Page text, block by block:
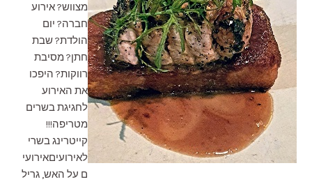
מצווש? אירוע
חברה? יום
הולדת? שבת
חתן? מסיבת
רווקות? היפכו
את האירוע
לחגיגת בשרים
מטריפה!!!
קייטרינג בשרי
לאירועיםאירועי
ם על האש, גריל